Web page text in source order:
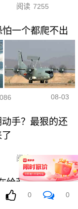
阅读 7255
一个都爬不出
08-03
手？最狠的还
阅读 5845
给菲律宾掘墓！
0 0